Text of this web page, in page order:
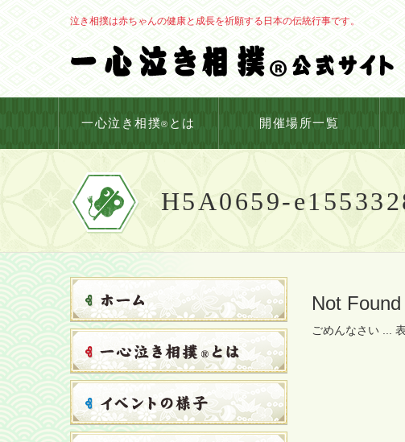
泣き相撲は赤ちゃんの健康と成長を祈願する日本の伝統行事です。
一心泣き相撲® とは 開催場所一覧
H5A0659-
Not Found
ごめんなさい ...